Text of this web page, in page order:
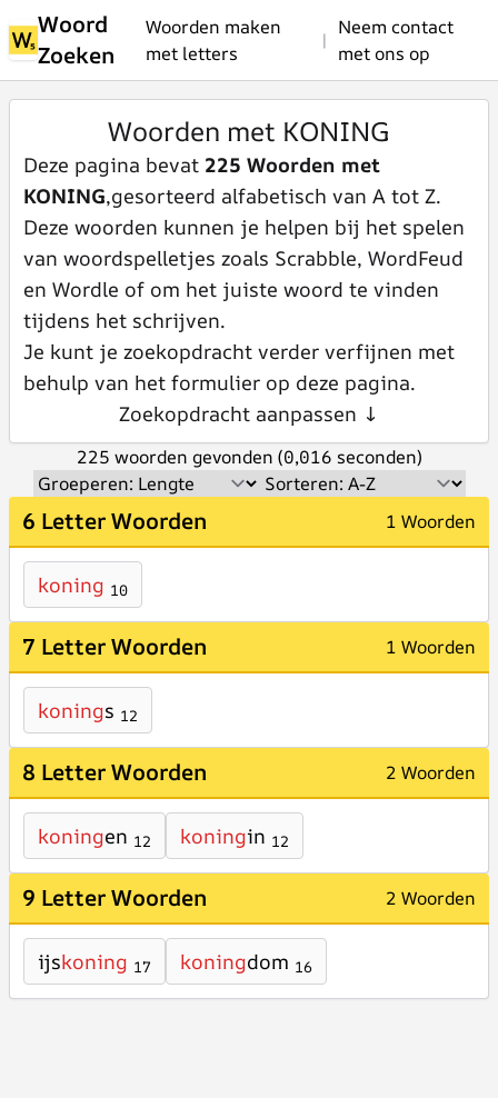
Woord
Zoeken
Woorden maken
met letters
|
Neem contact
met ons op
Woorden met KONING
Deze pagina bevat 225 Woorden met
KONING,gesorteerd alfabetisch van A tot Z.
Deze woorden kunnen je helpen bij het spelen
van woordspelletjes zoals Scrabble, WordFeud
en Wordle of om het juiste woord te vinden
tijdens het schrijven.
Je kunt je zoekopdracht verder verfijnen met
behulp van het formulier op deze pagina.
Zoekopdracht aanpassen ↓
225 woorden gevonden (0,016 seconden)
6 Letter Woorden 1 Woorden
koning 10
7 Letter Woorden 1 Woorden
konings 12
8 Letter Woorden 2 Woorden
koningen 12 koningin 12
9 Letter Woorden 2 Woorden
ijskoning 17 koningdom 16